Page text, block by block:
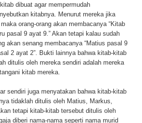
dibuat agar mempermudah
kitabnya. Menurut mereka jika
orang-orang akan membacanya “Kitab
pasal 9 ayat 9.” Akan tetapi kalau sudah
akan senang membacanya “Matius pasal 9
2 ayat 2”. Bukti lainnya bahwa kitab-kitab
ditulis oleh mereka sendiri adalah mereka
kitab mereka.
sendiri juga menyatakan bahwa kitab-kitab
tidaklah ditulis oleh Matius, Markus,
tetapi kitab-kitab tersebut ditulis oleh
diberi nama-nama seperti nama murid